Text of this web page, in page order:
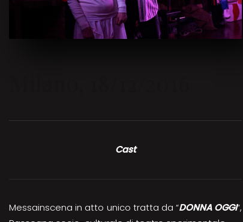
Cast
Messainscena in atto unico tratta da “DONNA OGGI“,